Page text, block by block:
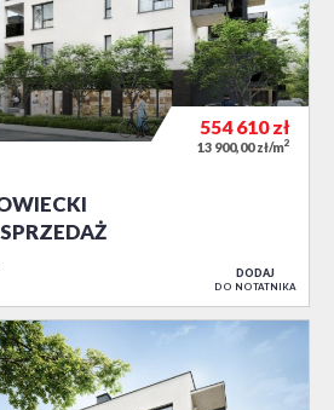
554 610zł
13 900,00 zł/m2
DODAJ
DO NOTATNIKA